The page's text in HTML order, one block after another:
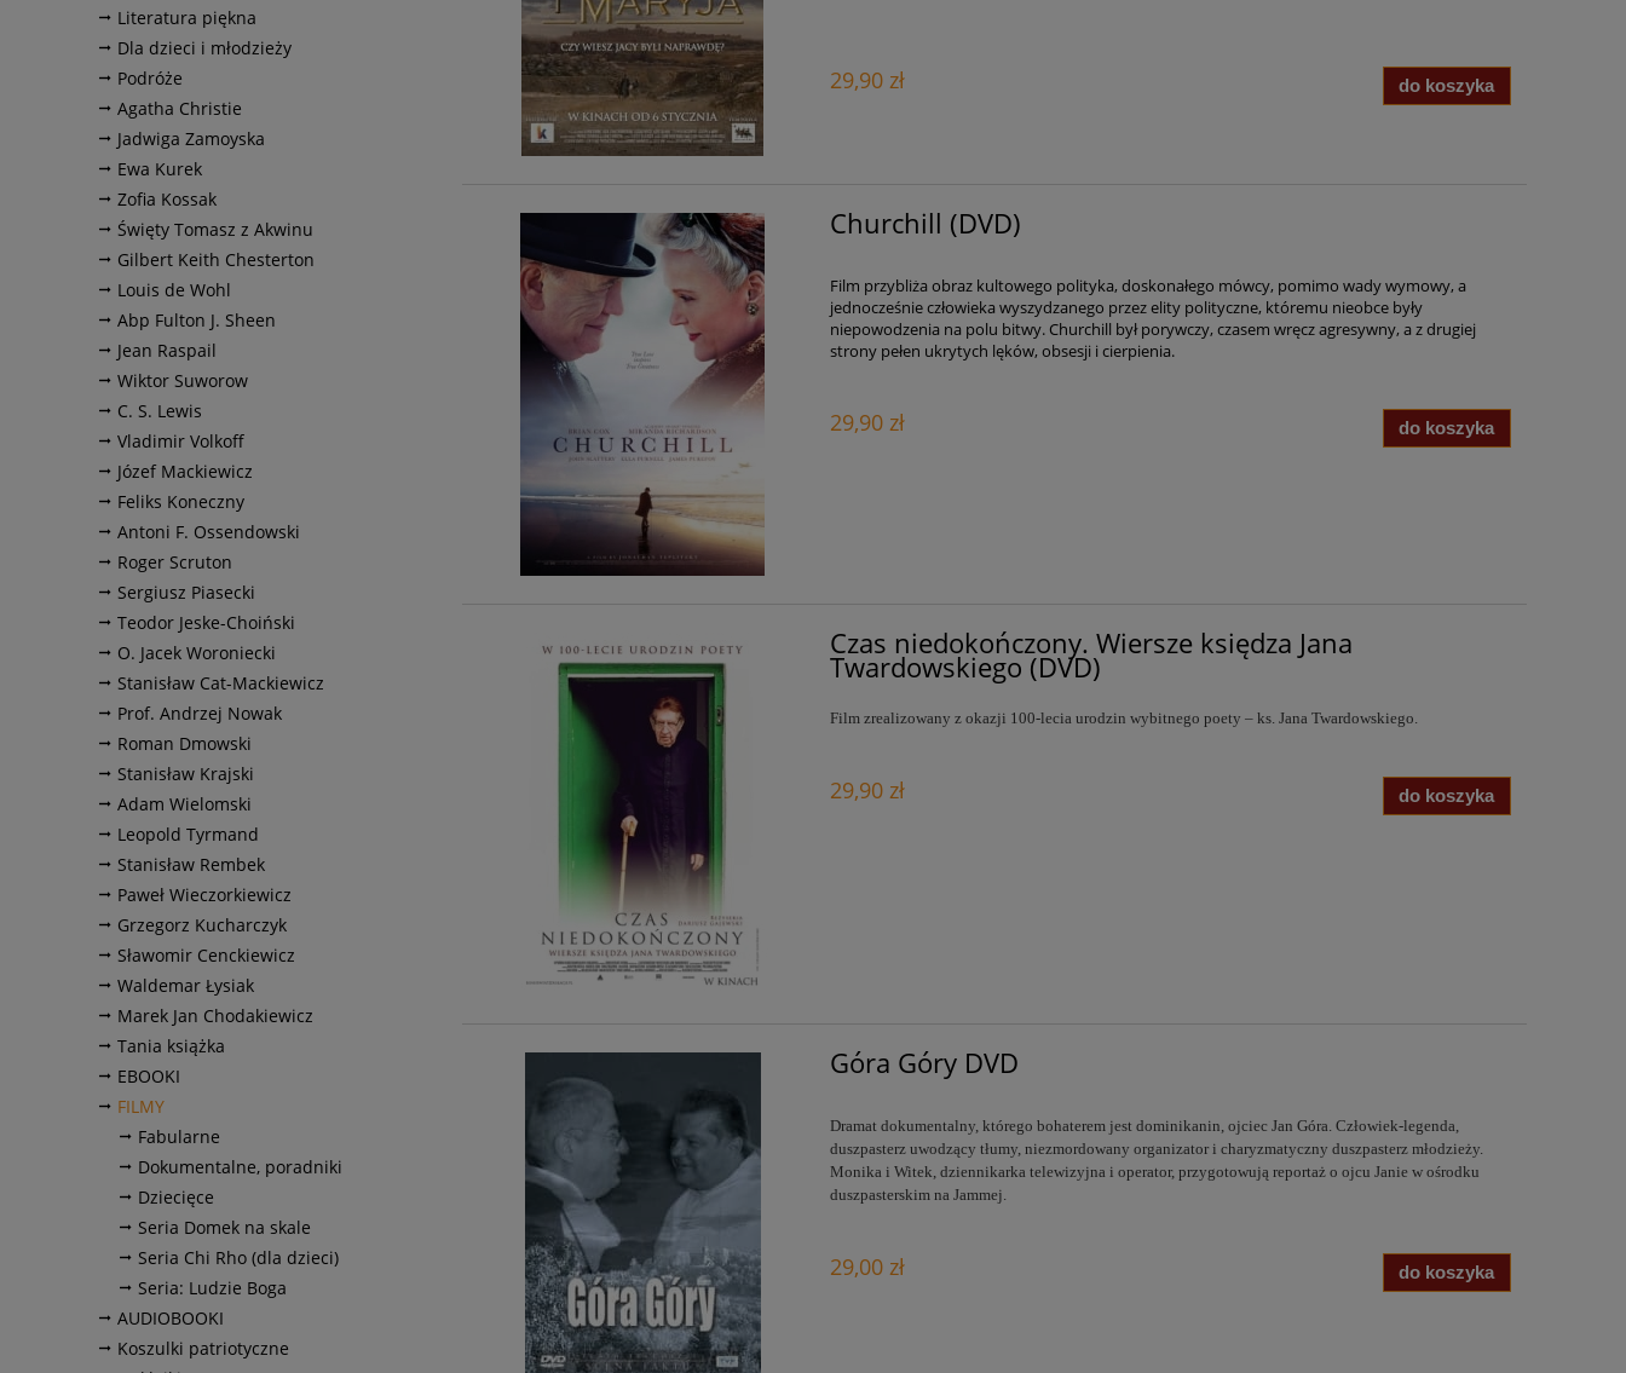
Literatura piękna
Dla dzieci i młodzieży
Podróże
Agatha Christie
Jadwiga Zamoyska
Ewa Kurek
Zofia Kossak
Święty Tomasz z Akwinu
Gilbert Keith Chesterton
Louis de Wohl
Abp Fulton J. Sheen
Jean Raspail
Wiktor Suworow
C. S. Lewis
Vladimir Volkoff
Józef Mackiewicz
Feliks Koneczny
Antoni F. Ossendowski
Roger Scruton
Sergiusz Piasecki
Teodor Jeske-Choiński
O. Jacek Woroniecki
Stanisław Cat-Mackiewicz
Prof. Andrzej Nowak
Roman Dmowski
Stanisław Krajski
Adam Wielomski
Leopold Tyrmand
Stanisław Rembek
Paweł Wieczorkiewicz
Grzegorz Kucharczyk
Sławomir Cenckiewicz
Waldemar Łysiak
Marek Jan Chodakiewicz
Tania książka
EBOOKI
FILMY
Fabularne
Dokumentalne, poradniki
Dziecięce
Seria Domek na skale
Seria Chi Rho (dla dzieci)
Seria: Ludzie Boga
AUDIOBOOKI
Koszulki patriotyczne
29,90 zł do koszyka
Churchill (DVD)
Film przybliża obraz kultowego polityka, doskonałego mówcy, pomimo wady wymowy, a
jednocześnie człowieka wyszydzanego przez elity polityczne, któremu nieobce były
niepowodzenia na polu bitwy. Churchill był porywczy, czasem wręcz agresywny, a z drugiej
strony pełen ukrytych lęków, obsesji i cierpienia.
29,90 zł do koszyka
Czas niedokończony. Wiersze księdza Jana
Twardowskiego (DVD)
Film zrealizowany z okazji 100-lecia urodzin wybitnego poety – ks. Jana Twardowskiego.
29,90 zł do koszyka
Góra Góry DVD
Dramat dokumentalny, którego bohaterem jest dominikanin, ojciec Jan Góra. Człowiek-legenda,
duszpasterz uwodzący tłumy, niezmordowany organizator i charyzmatyczny duszpasterz młodzieży.
Monika i Witek, dziennikarka telewizyjna i operator, przygotowują reportaż o ojcu Janie w ośrodku
duszpasterskim na Jammej.
29,00 zł do koszyka